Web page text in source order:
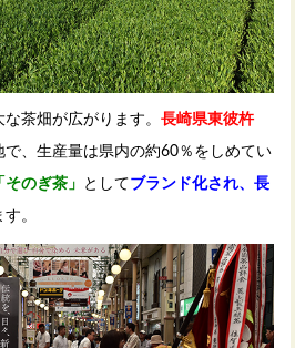
茶畑が広がります。長崎県東彼杵
で、生産量は県内の約60％をしめてい
そのぎ茶」 としてブランド化され、長
。